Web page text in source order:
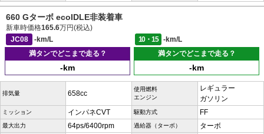
660 Gターボ ecoIDLE非装着車
新車時価格165.6万円(税込)
JC08
-km/L 10・15
-km/L
満タンでどこまで走る？
-km
満タンでどこまで走る？
-km
排気量 658cc
使用燃料
エンジン
レギュラー
ガソリン
ミッション インパネCVT 駆動方式 FF
最大出力 64ps/6400rpm 過給器（ターボ） ターボ